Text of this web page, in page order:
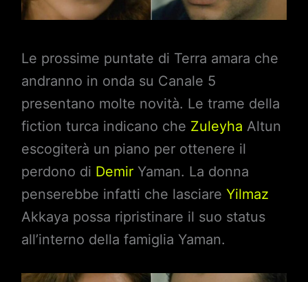
Le prossime puntate di Terra amara che
andranno in onda su Canale 5
presentano molte novità. Le trame della
fiction turca indicano che Zuleyha Altun
escogiterà un piano per ottenere il
perdono di DemirYaman. La donna
penserebbe infatti che lasciare Yilmaz
Akkaya possa ripristinare il suo status
all’interno della famiglia Yaman.